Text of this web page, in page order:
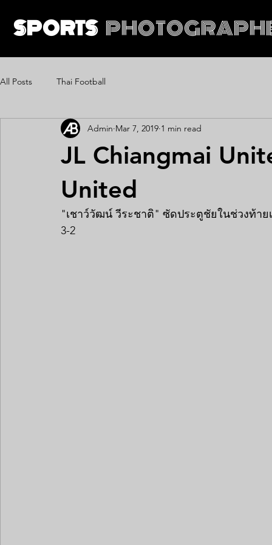
SPORTS
All Posts Thai Football
JL Chiangmai
United
Admin Mar 7, 2019 1 min read
"เชาว์วัฒน์ วีระชาติ" ซัดประตูชัยในช่วงท้า
3-2